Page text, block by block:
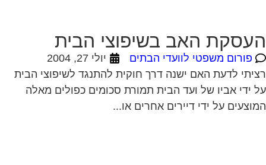
האב בשיפוצי הבית
פורום משפטי לוועדי הבתים
יולי 27, 2004
לדעת האם ישנה דרך חוקית להתנגד לשיפוצי הבית
ידי אביו של ועד הבית תמורת סכומים כפולים מאלה
על ידי דיירים אחרים או...